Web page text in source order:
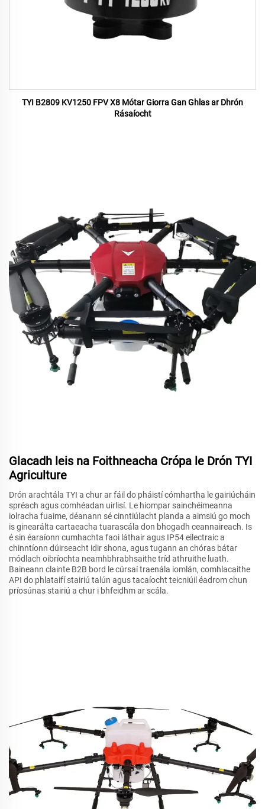
TYI B2809 KV1250 FPV X8 Mótar Giorra Gan Ghlas ar Dhrón
Rásaíocht
Glacadh leis na Foithneacha Crópa le Drón TYI
Agriculture
Drón arachtála TYI a chur ar fáil do pháistí cómhartha le gairiúcháin
spréach agus comhéadan uirlisí. Le hiompar sainchéimeanna
iolracha fuaime, déanann sé cinntiúlacht planda a aimsiú go moch
is ginearálta cartaeacha tuarascála don bhogadh ceannaireach. Is
é sin éaraíonn cumhachta faoi láthair agus IP54 eilectraic a
chinntíonn dúirseacht idir shona, agus tugann an chóras bátar
módlach oibríochta neamhbhrabhsaithe tríd athruithe luath.
Baineann clainte B2B bord le cúrsaí traenála iomlán, comhlacaithe
API do phlataifí stairiú talún agus tacaíocht teicniúil éadrom chun
príosúnas stairiú a chur i bhfeidhm ar scála.